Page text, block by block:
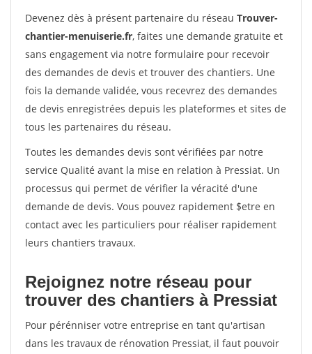
Devenez dès à présent partenaire du réseau Trouver-
chantier-menuiserie.fr, faites une demande gratuite et
sans engagement via notre formulaire pour recevoir
des demandes de devis et trouver des chantiers. Une
fois la demande validée, vous recevrez des demandes
de devis enregistrées depuis les plateformes et sites de
tous les partenaires du réseau.
Toutes les demandes devis sont vérifiées par notre
service Qualité avant la mise en relation à Pressiat. Un
processus qui permet de vérifier la véracité d'une
demande de devis. Vous pouvez rapidement $etre en
contact avec les particuliers pour réaliser rapidement
leurs chantiers travaux.
Rejoignez notre réseau pour
trouver des chantiers à Pressiat
Pour pérénniser votre entreprise en tant qu'artisan
dans les travaux de rénovation Pressiat, il faut pouvoir